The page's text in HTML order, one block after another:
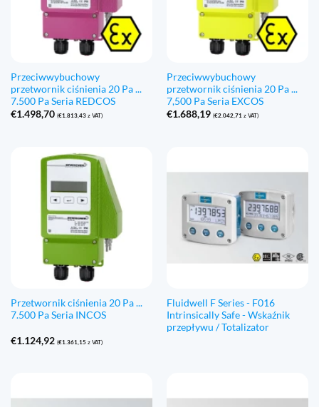
Przeciwwybuchowy
przetwornik ciśnienia 20 Pa ...
7.500 Pa Seria REDCOS
€1.498,70 (€1.813,43z VAT)
Przeciwwybuchowy
przetwornik ciśnienia 20 Pa ...
7,500 Pa Seria EXCOS
€1.688,19 (€2.042,71z VAT)
Przetwornik ciśnienia 20 Pa ...
7.500 Pa Seria INCOS
€1.124,92 (€1.361,15 z VAT)
Fluidwell F Series - F016
Intrinsically Safe - Wskaźnik
przepływu / Totalizator